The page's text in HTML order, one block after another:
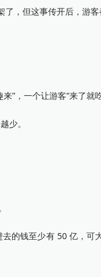
，但这事传开后，游客
，一个让游客“来了就吃
少。
钱至少有 50 亿，可